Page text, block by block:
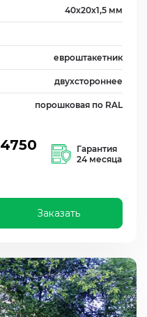
40х20х1,5 мм
евроштакетник
двухстороннее
порошковая по RAL
4750
Гарантия
24 месяца
Заказать